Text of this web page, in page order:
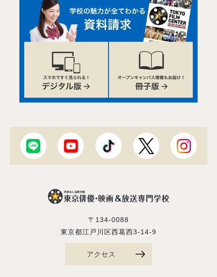
〒134-0088
東京都江戸川区西葛西3-14-9
アクセス